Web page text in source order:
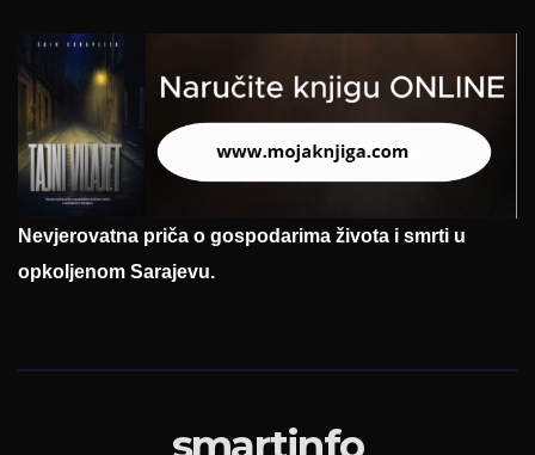
Nevjerovatna priča o gospodarima života i smrti u
opkoljenom Sarajevu.